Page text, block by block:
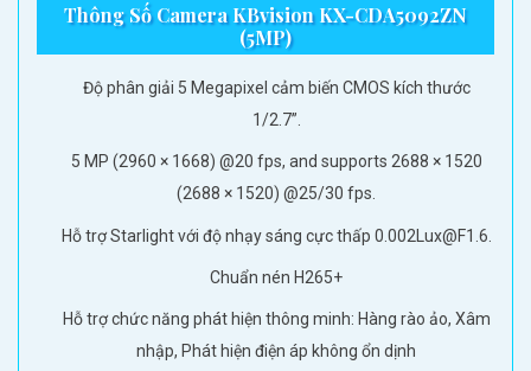
Thông Số Camera KBvision KX-CDA5092ZN
(5MP)
Độ phân giải 5 Megapixel cảm biến CMOS kích thước
1/2.7”.
5 MP (2960 × 1668) @20 fps, and supports 2688 × 1520
(2688 × 1520) @25/30 fps.
Hỗ trợ Starlight với độ nhạy sáng cực thấp 0.002Lux@F1.6.
Chuẩn nén H265+
Hỗ trợ chức năng phát hiện thông minh: Hàng rào ảo, Xâm
nhập, Phát hiện điện áp không ổn dịnh